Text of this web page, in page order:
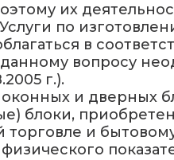
их
по
в
вопросу
г.).
и дверных
блоки,
и